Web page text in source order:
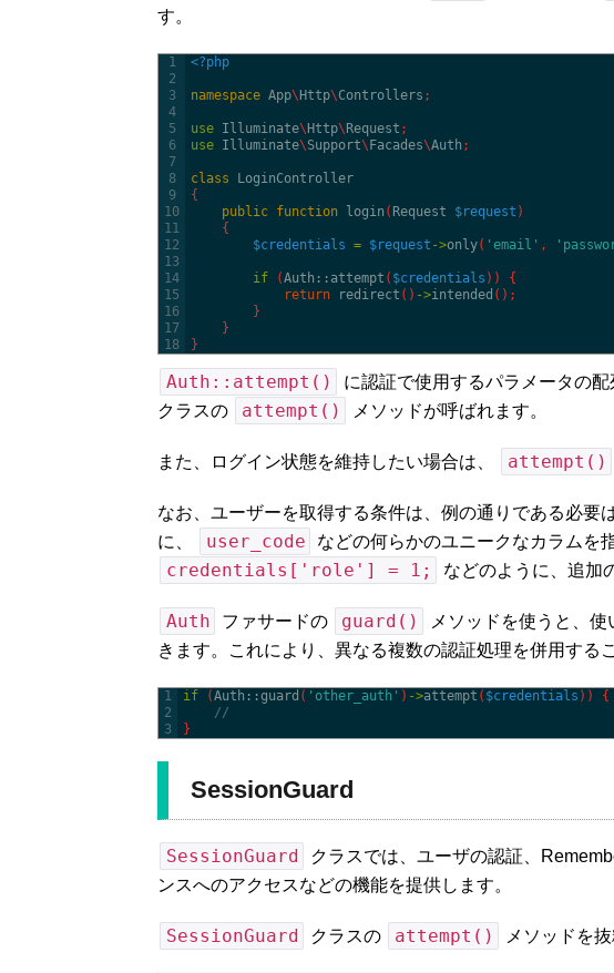
す。
1
2
3
4
5
6
7
8
9
10
11
12
13
14
15
16
17
18
<?php
namespace App\ Http\Controllers ;
use Illuminate\ Http\ Request ;
use Illuminate\Support\ Facades\Auth ;
class
LoginController
{
public function login ( Request $request )
{
$credentials = $request ->only( 'email' ,
if (Auth:: attempt ( $credentials ) )
{
return
redirect ( ) ->intended ( ) ;
}
}
}
Auth::attempt() に認証で使用するパラメータの
クラスの attempt() メソッドが呼ばれます。
また、ログイン状態を維持したい場合は、 attempt()
なお、ユーザーを取得する条件は、例の通りである必要
に、
user_code などの何らかのユニークなカラムを
credentials['role'] = 1; などのように、追加
Auth ファサードの guard()
メソッドを使うと、
きます。これにより、異なる複数の認証処理を併用する
1
2
3
if (Auth::guard ( 'other_auth' ) ->attempt ( $credentials ) )
{
//
}
SessionGuard
SessionGuard
クラスでは、ユーザの認証、
ンスへのアクセスなどの機能を提供します。
SessionGuard クラスの attempt() メソッドを